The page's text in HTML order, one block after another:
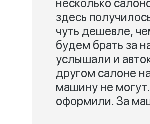
здесь
чуть дешевле,
будем брать за
услышали и
другом салоне
машину не
оформили. За